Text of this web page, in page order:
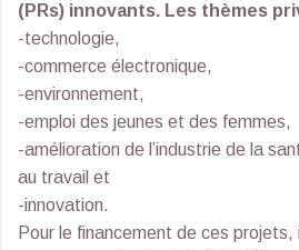
(PRs) innovants. Les thèmes
-technologie,
-commerce électronique,
-environnement,
-emploi des jeunes et des femmes,
-amélioration de l’industrie de la
au travail et
-innovation.
Pour le financement de ces projets,